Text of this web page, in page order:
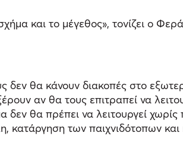
και το μέγεθος», τονίζει ο
θα κάνουν διακοπές στο
αν θα τους επιτραπεί να
δεν θα πρέπει να λειτουργεί
κατάργηση των παιχνιδότοπων